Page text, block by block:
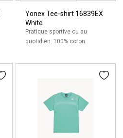
Yonex Tee-shirt 16839EX
White
Pratique sportive ou au
quotidien. 100% coton.